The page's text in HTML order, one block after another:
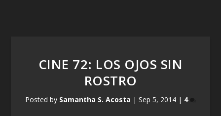
CINE 72: LOS OJOS SIN
ROSTRO
Posted by Samantha S. Acosta | Sep 5, 2014 | 4